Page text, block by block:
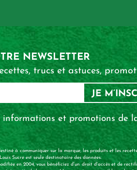
NEWSLETTER
trucs et astuces,
JE
informations et promotions de
à communiquer sur la marque, les produits et les
Sucre est seule destinataire des données.
en 2004, vous bénéficiez d'un droit d'accès et de